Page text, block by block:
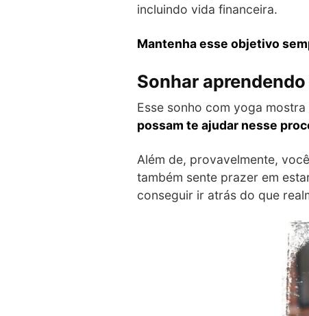
incluindo vida financeira.
Mantenha esse objetivo
Sonhar
Esse sonho com yoga mostra
possam te ajudar nesse
Além de, provavelmente,
também sente prazer em
conseguir ir atrás do que